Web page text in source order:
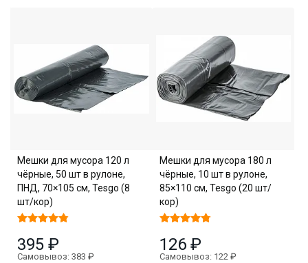
Мешки для мусора 120 л
чёрные, 50 шт в рулоне,
ПНД, 70×105 см, Tesgo (8
шт/кор)
395 ₽
Самовывоз: 383 ₽
Мешки для мусора 180 л
чёрные, 10 шт в рулоне,
85×110 см, Tesgo (20 шт/
кор)
126 ₽
Самовывоз: 122 ₽